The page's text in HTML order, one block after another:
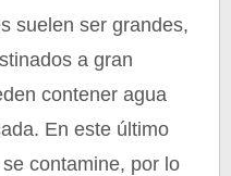
suelen ser grandes,
a gran
contener agua
En este último
contamine, por lo